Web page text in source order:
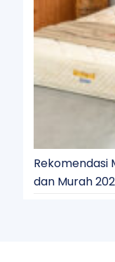
Rekomendasi
dan Murah